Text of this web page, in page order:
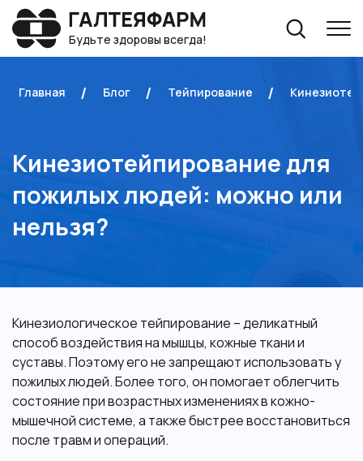
Будьте здоровы всегда!
Главная Блог Тейпирование
Кинезиотейпирование для
пожилых людей: можно или
нельзя?
Кинезиологическое тейпирование – деликатный
способ воздействия на мышцы, кожные ткани и
суставы. Поэтому его не запрещают использовать у
пожилых людей. Более того, он помогает облегчить
состояние при возрастных изменениях в кожно-
мышечной системе, а также быстрее восстановиться
после травм и операций.